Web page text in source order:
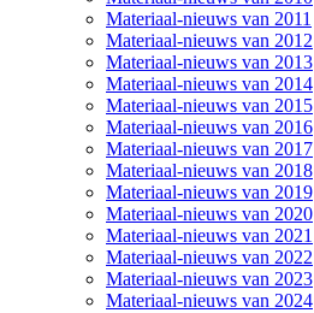
Materiaal-nieuws van 2011
Materiaal-nieuws van 2012
Materiaal-nieuws van 2013
Materiaal-nieuws van 2014
Materiaal-nieuws van 2015
Materiaal-nieuws van 2016
Materiaal-nieuws van 2017
Materiaal-nieuws van 2018
Materiaal-nieuws van 2019
Materiaal-nieuws van 2020
Materiaal-nieuws van 2021
Materiaal-nieuws van 2022
Materiaal-nieuws van 2023
Materiaal-nieuws van 2024